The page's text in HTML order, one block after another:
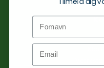
Fornavn
Email